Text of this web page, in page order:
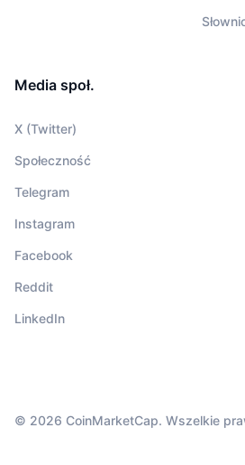
Media społ.
X (Twitter)
Społeczność
Telegram
Instagram
Facebook
Reddit
LinkedIn
© 2026 CoinMarketCap. Wszelkie